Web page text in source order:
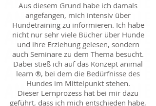
Aus diesem Grund habe ich damals
angefangen, mich intensiv über
Hundetraining zu informieren. Ich habe
nicht nur sehr viele Bücher über Hunde
und ihre Erziehung gelesen, sondern
auch Seminare zu dem Thema besucht.
Dabei stieß ich auf das Konzept animal
learn ®, bei dem die Bedürfnisse des
Hundes im Mittelpunkt stehen.
Dieser Lernprozess hat bei mir dazu
geführt, dass ich mich entschieden habe,